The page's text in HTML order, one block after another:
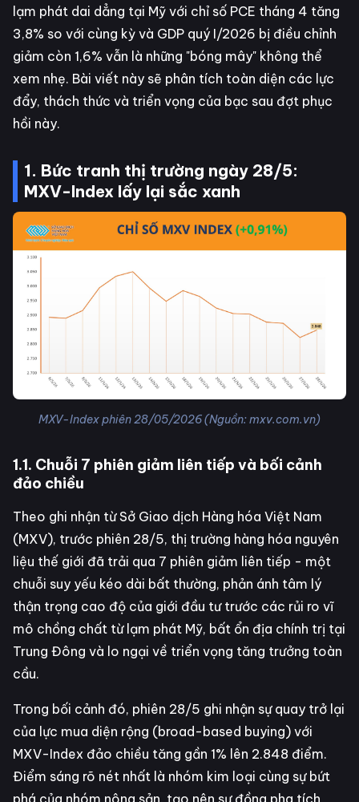
lạm phát dai dẳng tại Mỹ với chỉ số PCE tháng 4 tăng
3,8% so với cùng kỳ và GDP quý I/2026 bị điều chỉnh
giảm còn 1,6% vẫn là những "bóng mây" không thể
xem nhẹ. Bài viết này sẽ phân tích toàn diện các lực
đẩy, thách thức và triển vọng của bạc sau đợt phục
hồi này.
1. Bức tranh thị trường ngày 28/5:
MXV-Index lấy lại sắc xanh
MXV-Index phiên 28/05/2026 (Nguồn: mxv.com.vn)
1.1. Chuỗi 7 phiên giảm liên tiếp và bối cảnh
đảo chiều
Theo ghi nhận từ Sở Giao dịch Hàng hóa Việt Nam
(MXV), trước phiên 28/5, thị trường hàng hóa nguyên
liệu thế giới đã trải qua 7 phiên giảm liên tiếp - một
chuỗi suy yếu kéo dài bất thường, phản ánh tâm lý
thận trọng cao độ của giới đầu tư trước các rủi ro vĩ
mô chồng chất từ lạm phát Mỹ, bất ổn địa chính trị tại
Trung Đông và lo ngại về triển vọng tăng trưởng toàn
cầu.
Trong bối cảnh đó, phiên 28/5 ghi nhận sự quay trở lại
của lực mua diện rộng (broad-based buying) với
MXV-Index đảo chiều tăng gần 1% lên 2.848 điểm.
Điểm sáng rõ nét nhất là nhóm kim loại cùng sự bứt
phá của nhóm nông sản, tạo nên sự đồng pha tích